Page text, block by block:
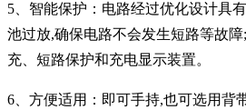
5 、智能保护：电路经过优化设计具
池过放,确保电路不会发生短路等故障;
充、短路保护和充电显示装置。
6 、方便适用：即可手持,也可选用背